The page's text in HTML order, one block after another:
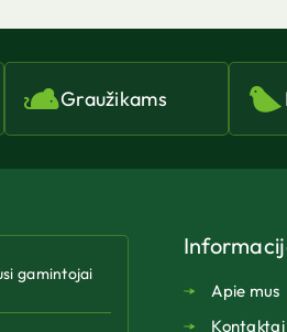
Graužikams
gamintojai
Apie mus
Kontaktai